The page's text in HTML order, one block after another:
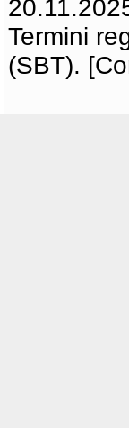
Termini
(SBT).